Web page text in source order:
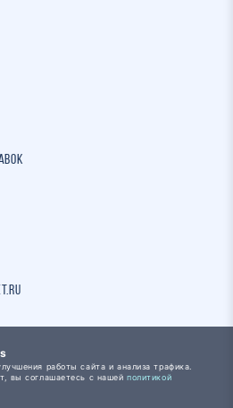
работы сайта и анализа трафика.
вы соглашаетесь с нашейполитикой